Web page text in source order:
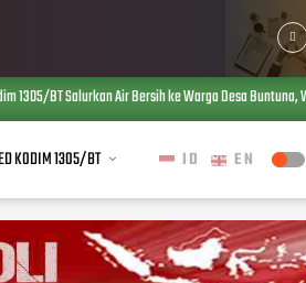
Bersih ke Warga Desa Buntuna, Wujud Kepedulian
KODIM 1305/BT